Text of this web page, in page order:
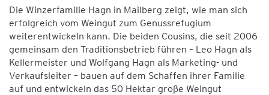
Die Winzerfamilie Hagn in Mailberg zeigt, wie man sich
erfolgreich vom Weingut zum Genussrefugium
weiterentwickeln kann. Die beiden Cousins, die seit 2006
gemeinsam den Traditionsbetrieb führen – Leo Hagn als
Kellermeister und Wolfgang Hagn als Marketing- und
Verkaufsleiter – bauen auf dem Schaffen ihrer Familie
auf und entwickeln das 50 Hektar große Weingut